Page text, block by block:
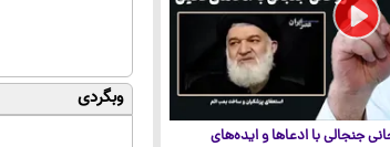
جنجالی با ادعاها و ایده‌های
وبگردی